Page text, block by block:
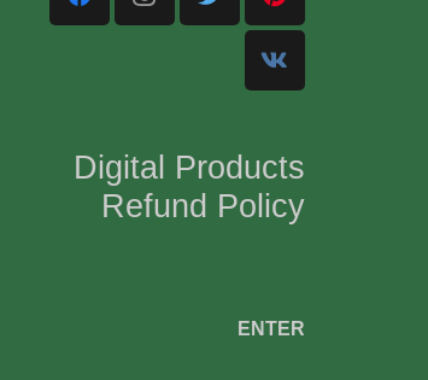
Digital Products
Refund Policy
ENTER